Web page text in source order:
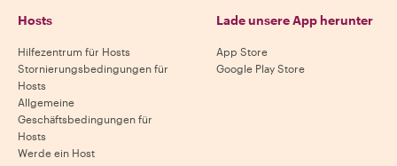
Hosts
Hilfezentrum für Hosts
Stornierungsbedingungen für
Hosts
Allgemeine
Geschäftsbedingungen für
Hosts
Werde ein Host
Lade unsere App herunter
App Store
Google Play Store